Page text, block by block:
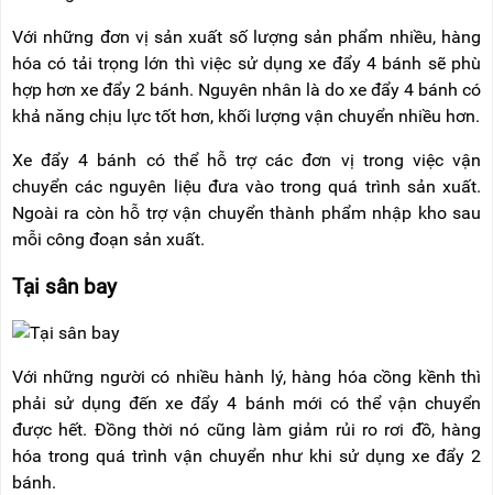
Với những đơn vị sản xuất số lượng sản phẩm nhiều, hàng
hóa có tải trọng lớn thì việc sử dụng xe đẩy 4 bánh sẽ phù
hợp hơn xe đẩy 2 bánh. Nguyên nhân là do xe đẩy 4 bánh có
khả năng chịu lực tốt hơn, khối lượng vận chuyển nhiều hơn.
Xe đẩy 4 bánh có thể hỗ trợ các đơn vị trong việc vận
chuyển các nguyên liệu đưa vào trong quá trình sản xuất.
Ngoài ra còn hỗ trợ vận chuyển thành phẩm nhập kho sau
mỗi công đoạn sản xuất.
Tại sân bay
Với những người có nhiều hành lý, hàng hóa cồng kềnh thì
phải sử dụng đến xe đẩy 4 bánh mới có thể vận chuyển
được hết. Đồng thời nó cũng làm giảm rủi ro rơi đồ, hàng
hóa trong quá trình vận chuyển như khi sử dụng xe đẩy 2
bánh.